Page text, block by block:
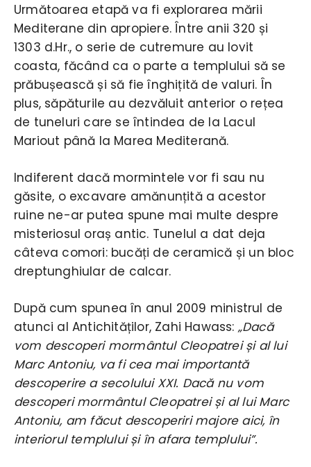
Următoarea etapă va fi explorarea mării
Mediterane din apropiere. Între anii 320 și
1303 d.Hr., o serie de cutremure au lovit
coasta, făcând ca o parte a templului să se
prăbușească și să fie înghițită de valuri. În
plus, săpăturile au dezvăluit anterior o rețea
de tuneluri care se întindea de la Lacul
Mariout până la Marea Mediterană.
Indiferent dacă mormintele vor fi sau nu
găsite, o excavare amănunțită a acestor
ruine ne-ar putea spune mai multe despre
misteriosul oraș antic. Tunelul a dat deja
câteva comori: bucăți de ceramică și un bloc
dreptunghiular de calcar.
După cum spunea în anul 2009 ministrul de
atunci al Antichităților, Zahi Hawass: „Dacă
vom descoperi mormântul Cleopatrei și al lui
Marc Antoniu, va fi cea mai importantă
descoperire a secolului XXI. Dacă nu vom
descoperi mormântul Cleopatrei și al lui Marc
Antoniu, am făcut descoperiri majore aici, în
interiorul templului și în afara templului”.